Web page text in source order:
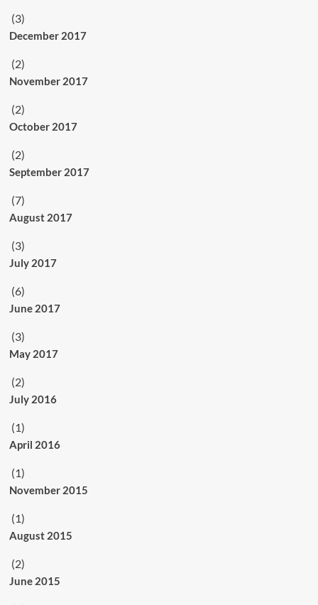
(3)
December 2017
(2)
November 2017
(2)
October 2017
(2)
September 2017
(7)
August 2017
(3)
July 2017
(6)
June 2017
(3)
May 2017
(2)
July 2016
(1)
April 2016
(1)
November 2015
(1)
August 2015
(2)
June 2015